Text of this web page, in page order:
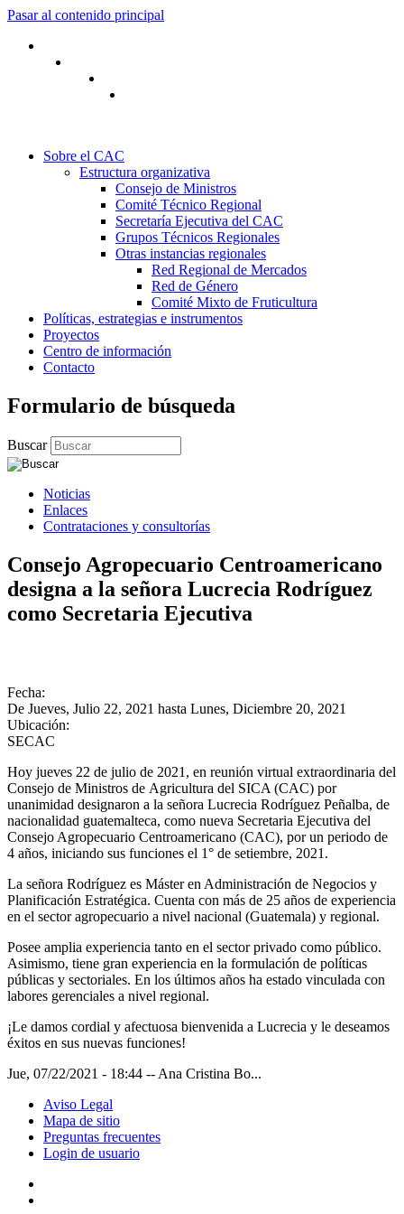
Pasar al contenido principal
Sobre el CAC
Estructura organizativa
Consejo de Ministros
Comité Técnico Regional
Secretaría Ejecutiva del CAC
Grupos Técnicos Regionales
Otras instancias regionales
Red Regional de Mercados
Red de Género
Comité Mixto de Fruticultura
Políticas, estrategias e instrumentos
Proyectos
Centro de información
Contacto
Formulario de búsqueda
Buscar
Noticias
Enlaces
Contrataciones y consultorías
Consejo Agropecuario Centroamericano
designa a la señora Lucrecia Rodríguez
como Secretaria Ejecutiva
Fecha:
De Jueves, Julio 22, 2021 hasta Lunes, Diciembre 20, 2021
Ubicación:
SECAC
Hoy jueves 22 de julio de 2021, en reunión virtual extraordinaria del
Consejo de Ministros de Agricultura del SICA (CAC) por
unanimidad designaron a la señora Lucrecia Rodríguez Peñalba, de
nacionalidad guatemalteca, como nueva Secretaria Ejecutiva del
Consejo Agropecuario Centroamericano (CAC), por un periodo de
4 años, iniciando sus funciones el 1° de setiembre, 2021.
La señora Rodríguez es Máster en Administración de Negocios y
Planificación Estratégica. Cuenta con más de 25 años de experiencia
en el sector agropecuario a nivel nacional (Guatemala) y regional.
Posee amplia experiencia tanto en el sector privado como público.
Asimismo, tiene gran experiencia en la formulación de políticas
públicas y sectoriales. En los últimos años ha estado vinculada con
labores gerenciales a nivel regional.
¡Le damos cordial y afectuosa bienvenida a Lucrecia y le deseamos
éxitos en sus nuevas funciones!
Jue, 07/22/2021 - 18:44 -- Ana Cristina Bo...
Aviso Legal
Mapa de sitio
Preguntas frecuentes
Login de usuario